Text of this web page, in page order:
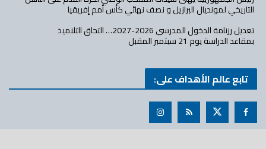
التاريخي لمونديال البرازيل و نصف نهائي كأس أمم إفريقيا
تعديل رزنامة الدخول المدرسي 2026-2027… التحاق التلاميذ
بمقاعد الدراسة يوم 21 سبتمبر المقبل
تابع عالم الأهداف على: